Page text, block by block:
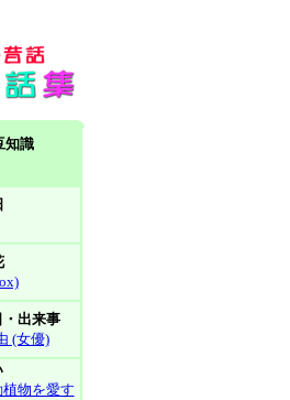
知識
・出来事
(女優)
物を愛す